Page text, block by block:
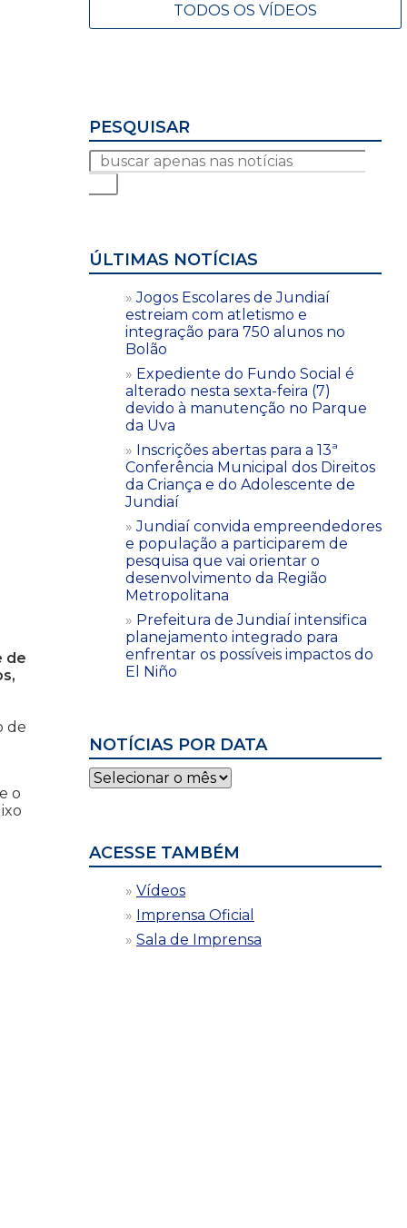
de
de
o
TODOS OS VÍDEOS
PESQUISAR
ÚLTIMAS NOTÍCIAS
Jogos Escolares de Jundiaí
estreiam com atletismo e
integração para 750 alunos no
Bolão
Expediente do Fundo Social é
alterado nesta sexta-feira (7)
devido à manutenção no Parque
da Uva
Inscrições abertas para a 13ª
Conferência Municipal dos Direitos
da Criança e do Adolescente de
Jundiaí
Jundiaí convida empreendedores
e população a participarem de
pesquisa que vai orientar o
desenvolvimento da Região
Metropolitana
Prefeitura de Jundiaí intensifica
planejamento integrado para
enfrentar os possíveis impactos do
El Niño
NOTÍCIAS POR DATA
Notícias
por
ACESSE TAMBÉM
Vídeos
Imprensa Oficial
Sala de Imprensa